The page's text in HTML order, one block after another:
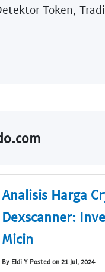
Token,
Analisis Harga
Dexscanner:
Micin
By Eldi Y Posted on 21 Jul, 2024